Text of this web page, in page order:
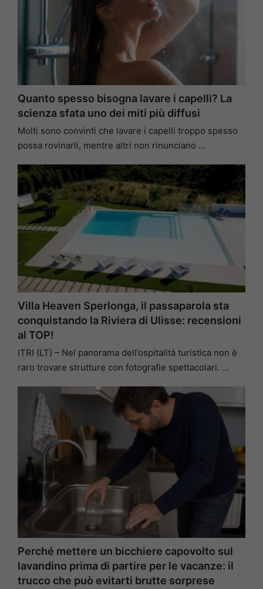
Quanto spesso bisogna lavare i capelli? La
scienza sfata uno dei miti più diffusi
Molti sono convinti che lavare i capelli troppo spesso
possa rovinarli, mentre altri non rinunciano …
Villa Heaven Sperlonga, il passaparola sta
conquistando la Riviera di Ulisse: recensioni
al TOP!
ITRI (LT) – Nel panorama dell’ospitalità turistica non è
raro trovare strutture con fotografie spettacolari. …
Perché mettere un bicchiere capovolto sul
lavandino prima di partire per le vacanze: il
trucco che può evitarti brutte sorprese